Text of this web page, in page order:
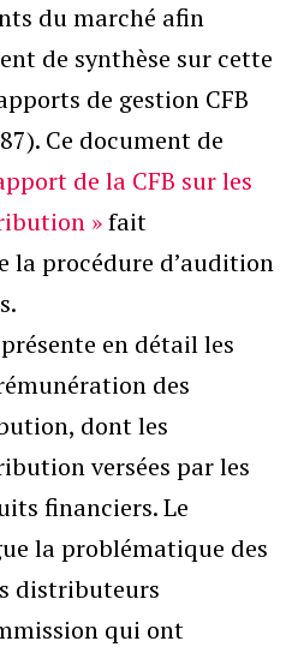
du marché afin
de synthèse sur cette
de gestion CFB
Ce document de
de la CFB sur les
»fait
la procédure d’audition
en détail les
des
dont les
versées par les
financiers. Le
la problématique des
distributeurs
qui ont